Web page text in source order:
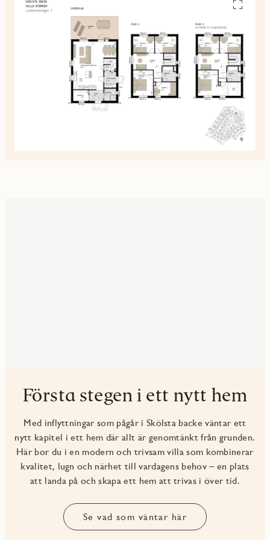
Se
Första stegen i ett nytt hem
Med inflyttningar som pågår i Skölsta backe väntar ett
nytt kapitel i ett hem där allt är genomtänkt från grunden.
Här bor du i en modern och trivsam villa som kombinerar
kvalitet, lugn och närhet till vardagens behov – en plats
att landa på och skapa ett hem att trivas i över tid.
Se vad som väntar här